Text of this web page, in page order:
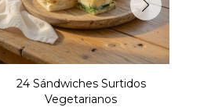
24 Sándwiches Surtidos
Vegetarianos